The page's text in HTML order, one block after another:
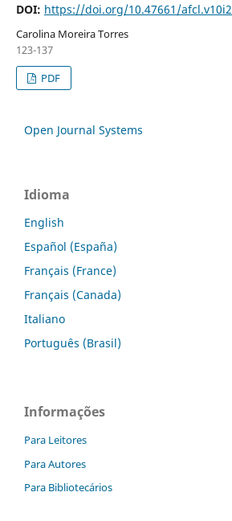
DOI: https://doi.org/10.47661/
Carolina Moreira Torres
123-137
PDF
Open Journal Systems
Idioma
English
Español (España)
Français (France)
Français (Canada)
Italiano
Português (Brasil)
Informações
Para Leitores
Para Autores
Para Bibliotecários